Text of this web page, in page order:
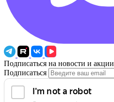
Подписаться на новости и акции
Подписаться